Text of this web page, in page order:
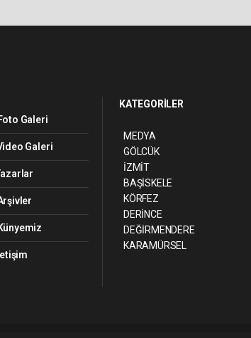
Galeri
Galeri
KATEGORİLER
MEDYA
GÖLCÜK
İZMİT
BAŞİSKELE
KÖRFEZ
DERİNCE
DEĞİRMENDERE
KARAMÜRSEL